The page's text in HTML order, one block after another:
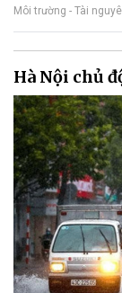
Môi trường - Tài
Hà Nội chủ